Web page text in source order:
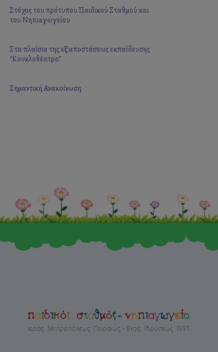
Στόχος του πρότυπου Παιδικού Σταθμού και
του Νηπιαγωγείου
Στα πλαίσια της εξ’αποστάσεως εκπαίδευσης
“Κουκλοθέατρο”
Σημαντική Ανακοίνωση